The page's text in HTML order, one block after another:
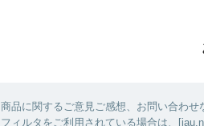
商品に関するご意見ご感想、お問い合わ
フィルタをご利用されている場合は、